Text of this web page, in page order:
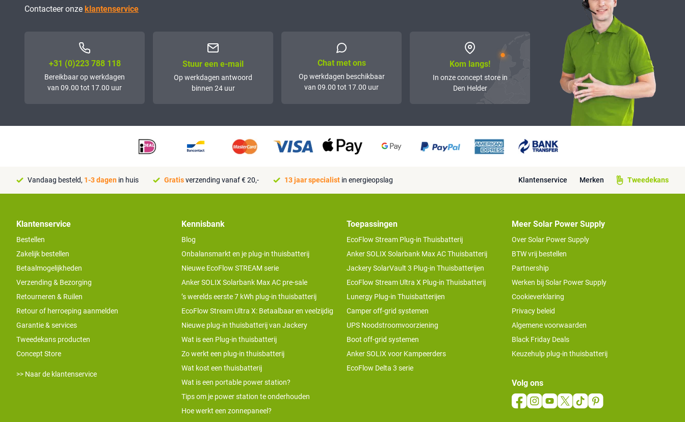
Contacteer onze klantenservice
+31 (0)223 788 118
Bereikbaar op werkdagen
van 09.00 tot 17.00 uur
Stuur een e-mail
Op werkdagen antwoord
binnen 24 uur
Chat met ons
Op werkdagen beschikbaar
van 09.00 tot 17.00 uur
Kom langs!
In onze concept store in
Den Helder
Vandaag besteld, 1-3 dagen in huis Gratisverzending vanaf € 20,- 13 jaar specialist in energieopslag Klantenservice Merken Tweedekans
Klantenservice
Bestellen
Zakelijk bestellen
Betaalmogelijkheden
Verzending & Bezorging
Retourneren & Ruilen
Retour of herroeping aanmelden
Garantie & services
Tweedekans producten
Concept Store
>> Naar de klantenservice
Kennisbank
Blog
Onbalansmarkt en je plug-in thuisbatterij
Nieuwe EcoFlow STREAM serie
Anker SOLIX Solarbank Max AC pre-sale
’s werelds eerste 7 kWh plug-in thuisbatterij
EcoFlow Stream Ultra X: Betaalbaar en veelzijdig
Nieuwe plug-in thuisbatterij van Jackery
Wat is een Plug-in thuisbatterij
Zo werkt een plug-in thuisbatterij
Wat kost een thuisbatterij
Wat is een portable power station?
Tips om je power station te onderhouden
Hoe werkt een zonnepaneel?
Toepassingen
EcoFlow Stream Plug-in Thuisbatterij
Anker SOLIX Solarbank Max AC Thuisbatterij
Jackery SolarVault 3 Plug-in Thuisbatterijen
EcoFlow Stream Ultra X Plug-in Thuisbatterij
Lunergy Plug-in Thuisbatterijen
Camper off-grid systemen
UPS Noodstroomvoorziening
Boot off-grid systemen
Anker SOLIX voor Kampeerders
EcoFlow Delta 3 serie
Meer Solar Power Supply
Over Solar Power Supply
BTW vrij bestellen
Partnership
Werken bij Solar Power Supply
Cookieverklaring
Privacy beleid
Algemene voorwaarden
Black Friday Deals
Keuzehulp plug-in thuisbatterij
Volg ons